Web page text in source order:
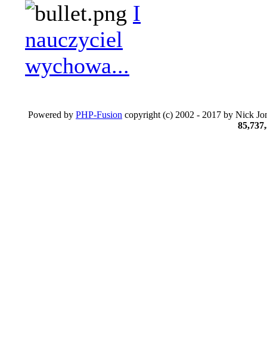
I
nauczyciel
wychowa...
Powered by PHP-Fusion copyright (c) 2002 - 2017 by Nick